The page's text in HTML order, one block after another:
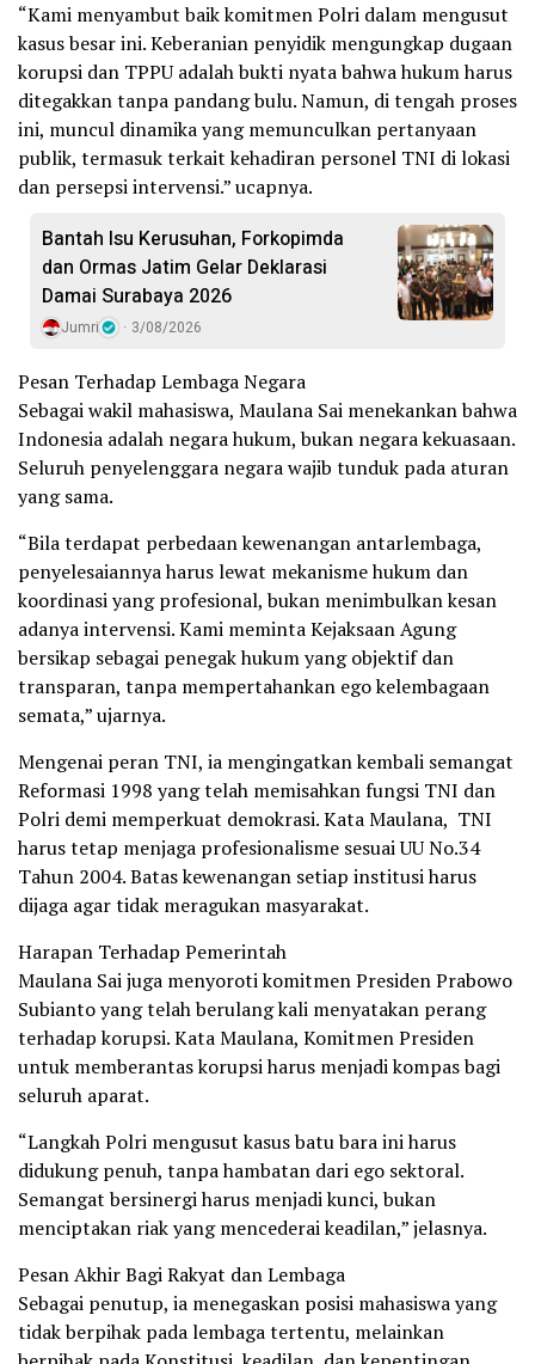
“Kami menyambut baik komitmen Polri dalam mengusut
kasus besar ini. Keberanian penyidik mengungkap dugaan
korupsi dan TPPU adalah bukti nyata bahwa hukum harus
ditegakkan tanpa pandang bulu. Namun, di tengah proses
ini, muncul dinamika yang memunculkan pertanyaan
publik, termasuk terkait kehadiran personel TNI di lokasi
dan persepsi intervensi.” ucapnya.
Bantah Isu Kerusuhan, Forkopimda
dan Ormas Jatim Gelar Deklarasi
Damai Surabaya 2026
Jumri 3/08/2026
Pesan Terhadap Lembaga Negara
Sebagai wakil mahasiswa, Maulana Sai menekankan bahwa
Indonesia adalah negara hukum, bukan negara kekuasaan.
Seluruh penyelenggara negara wajib tunduk pada aturan
yang sama.
“Bila terdapat perbedaan kewenangan antarlembaga,
penyelesaiannya harus lewat mekanisme hukum dan
koordinasi yang profesional, bukan menimbulkan kesan
adanya intervensi. Kami meminta Kejaksaan Agung
bersikap sebagai penegak hukum yang objektif dan
transparan, tanpa mempertahankan ego kelembagaan
semata,” ujarnya.
Mengenai peran TNI, ia mengingatkan kembali semangat
Reformasi 1998 yang telah memisahkan fungsi TNI dan
Polri demi memperkuat demokrasi. Kata Maulana, TNI
harus tetap menjaga profesionalisme sesuai UU No.34
Tahun 2004. Batas kewenangan setiap institusi harus
dijaga agar tidak meragukan masyarakat.
Harapan Terhadap Pemerintah
Maulana Sai juga menyoroti komitmen Presiden Prabowo
Subianto yang telah berulang kali menyatakan perang
terhadap korupsi. Kata Maulana, Komitmen Presiden
untuk memberantas korupsi harus menjadi kompas bagi
seluruh aparat.
“Langkah Polri mengusut kasus batu bara ini harus
didukung penuh, tanpa hambatan dari ego sektoral.
Semangat bersinergi harus menjadi kunci, bukan
menciptakan riak yang mencederai keadilan,” jelasnya.
Pesan Akhir Bagi Rakyat dan Lembaga
Sebagai penutup, ia menegaskan posisi mahasiswa yang
tidak berpihak pada lembaga tertentu, melainkan